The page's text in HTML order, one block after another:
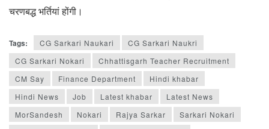
चरणबद्ध भर्तियां होंगी।
Tags: CG Sarkari Naukari
CG Sarkari Naukri
CG Sarkari Nokari
Chhattisgarh Teacher Recruitment
CM Say
Finance Department
Hindi khabar
Hindi News
Job Latest khabar
Latest News
MorSandesh
Nokari Rajya Sarkar
Sarkari Nokari